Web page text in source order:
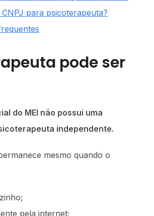
para psicoterapeuta?
pode ser
do MEI não possui uma
independente.
mesmo quando o
pela internet;